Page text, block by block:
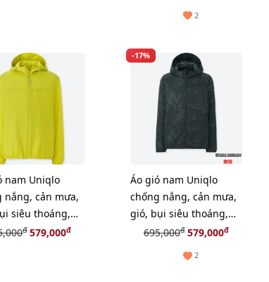
2
nam Uniqlo
nắng, cản mưa,
siêu thoáng,
size XL
đ579,000đ
-17%
Áo gió nam Uniqlo
chống nắng, cản mưa,
gió, bụi siêu thoáng,
#08 Dark Gray size XL
695,000đ579,000đ
2